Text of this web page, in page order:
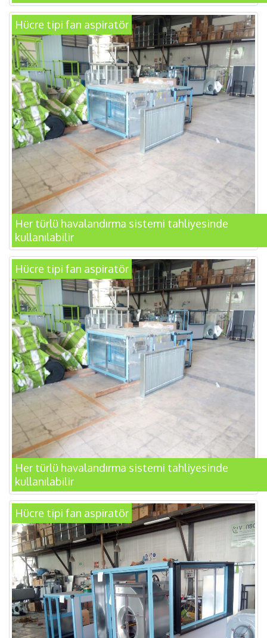
Hücre tipi fan aspiratör
Her türlü havalandırma sistemi tahliyesinde
kullanılabilir
Hücre tipi fan aspiratör
Her türlü havalandırma sistemi tahliyesinde
kullanılabilir
Hücre tipi fan aspiratör